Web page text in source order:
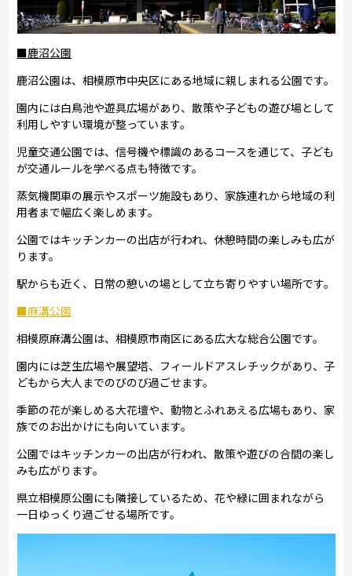
■鹿沼公園
鹿沼公園は、相模原市中央区にある地域に親しまれる公園です。
園内には白鳥池や遊具広場があり、散策や子どもの遊び場として
利用しやすい環境が整っています。
児童交通公園では、信号機や標識のあるコースを通じて、子ども
が交通ルールを学べる点も特徴です。
蒸気機関車の展示やスポーツ施設もあり、家族連れから地域の利
用者まで幅広く楽しめます。
公園ではキッチンカーの出店が行われ、休憩時間の楽しみも広が
ります。
駅からも近く、日常の憩いの場として立ち寄りやすい場所です。
■麻溝公園
相模原麻溝公園は、相模原市南区にある広大な総合公園です。
園内には芝生広場や展望塔、フィールドアスレチックがあり、子
どもから大人までのびのび過ごせます。
季節の花が楽しめる大花壇や、動物とふれあえる広場もあり、家
族でのお出かけにも向いています。
公園ではキッチンカーの出店が行われ、散策や遊びの合間の楽し
みも広がります。
県立相模原公園にも隣接しているため、花や緑に囲まれながら
一日ゆっくり過ごせる場所です。